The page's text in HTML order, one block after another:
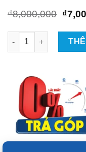
₫8,000,000 Giá
là:
₫
Lắp Đặt Baga Mui